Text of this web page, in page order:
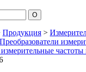
Продукция >
Преобразователи
частоты